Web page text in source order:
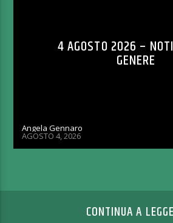
4 AGOSTO 2026 –
GENERE
Angela Gennaro
AGOSTO 4, 2026
CONTINUA A